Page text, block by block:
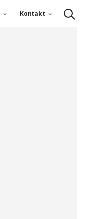
Kontakt